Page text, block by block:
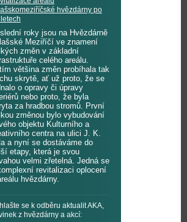
hvězdárny po
roky jsou na Hvězdárně
Meziříčí ve znamení
změn v základní
celého areálu.
většina změn probíhala tak
skrytě, ať už proto, že se
o opravy či úpravy
nebo proto, že byla
za hradbou stromů. První
změnou bylo vybudování
objektu Kulturního a
centra na ulici J. K.
a nyní se dostáváme do
etapy, která je svou
velmi zřetelná. Jedná se
revitalizaci oplocení
hvězdárny.
se k odběru aktualit AKA,
z hvězdárny a akcí: